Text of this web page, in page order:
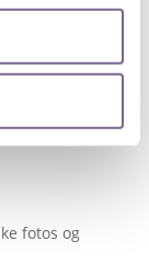
fotos og